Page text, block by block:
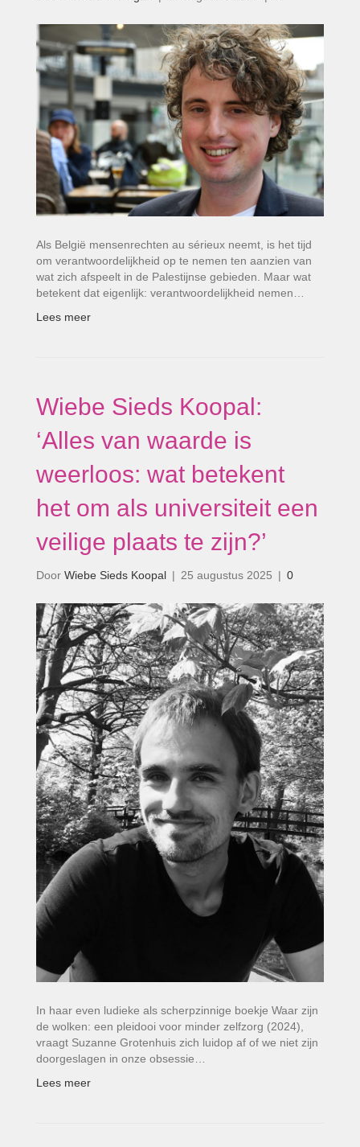
Als België mensenrechten au sérieux neemt, is het tijd
om verantwoordelijkheid op te nemen ten aanzien van
wat zich afspeelt in de Palestijnse gebieden. Maar wat
betekent dat eigenlijk: verantwoordelijkheid nemen…
Lees meer
Wiebe Sieds Koopal:
‘Alles van waarde is
weerloos: wat betekent
het om als universiteit een
veilige plaats te zijn?’
Door Wiebe Sieds Koopal | 25 augustus 2025 | 0
In haar even ludieke als scherpzinnige boekje Waar zijn
de wolken: een pleidooi voor minder zelfzorg (2024),
vraagt Suzanne Grotenhuis zich luidop af of we niet zijn
doorgeslagen in onze obsessie…
Lees meer